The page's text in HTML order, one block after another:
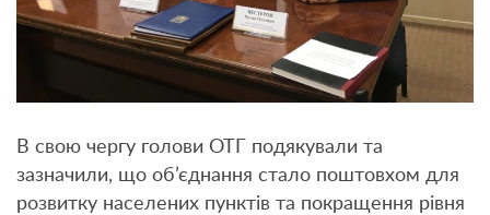
В свою чергу голови ОТГ подякували та
зазначили, що об’єднання стало поштовхом для
розвитку населених пунктів та покращення рівня